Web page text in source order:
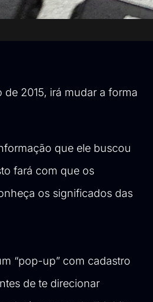
2015, irá mudar a forma
que ele buscou
fará com que os
os significados das
“pop-up” com cadastro
de te direcionar